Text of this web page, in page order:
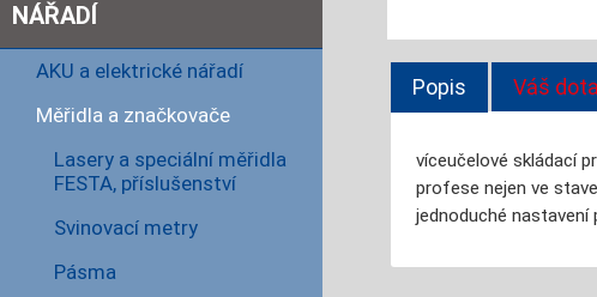
Popis Váš
víceučelové skládací
profese nejen ve
jednoduché
NÁŘADÍ
AKU a elektrické nářadí
Měřidla a značkovače
Lasery a speciální měřidla
FESTA, příslušenství
Svinovací metry
Pásma